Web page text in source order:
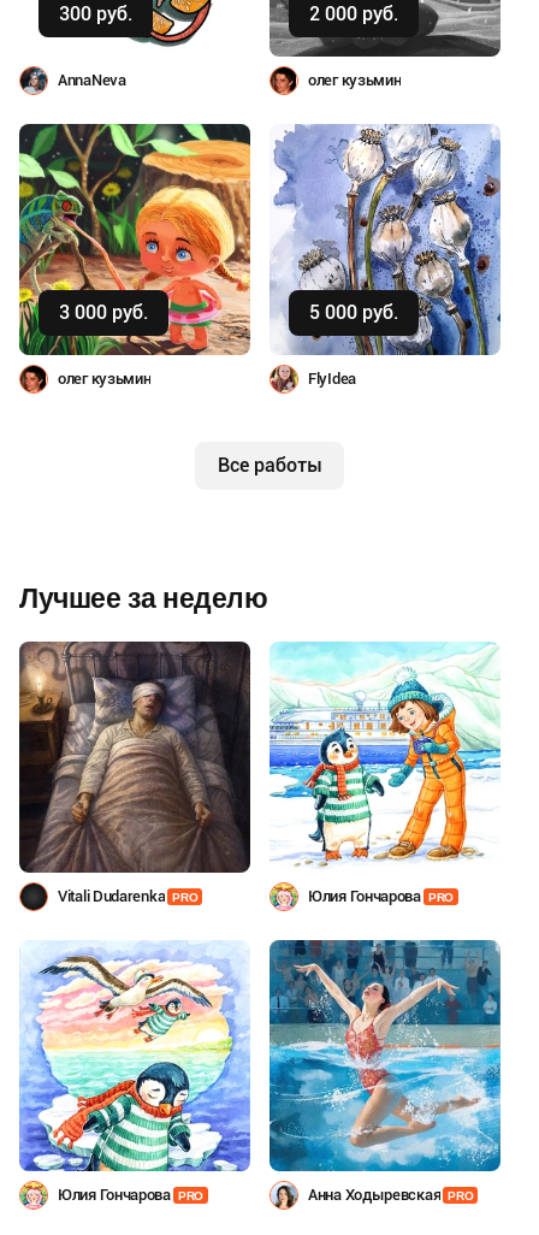
300 руб.
AnnaNeva
2 000 руб.
олег кузьмин
3 000 руб.
Купить
олег кузьмин
5 000 руб.
Купить
FlyIdea
Все работы
Лучшее за неделю
Vitali Dudarenka PRO Юлия Гончарова PRO
Юлия Гончарова PRO Анна Ходыревская PRO